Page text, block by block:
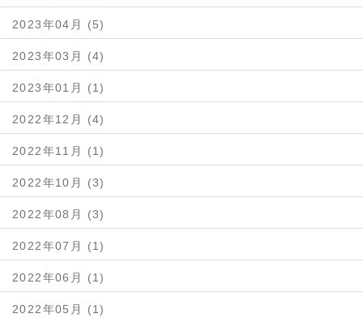
2023年04月 (5)
2023年03月 (4)
2023年01月 (1)
2022年12月 (4)
2022年11月 (1)
2022年10月 (3)
2022年08月 (3)
2022年07月 (1)
2022年06月 (1)
2022年05月 (1)